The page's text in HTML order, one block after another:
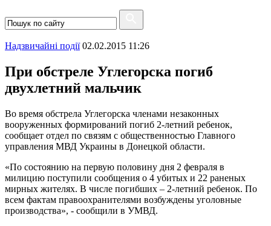
Надзвичайні події 02.02.2015 11:26
При обстреле Углегорска погиб
двухлетний мальчик
Во время обстрела Углегорска членами незаконных
вооруженных формирований погиб 2-летний ребенок,
сообщает отдел по связям с общественностью Главного
управления МВД Украины в Донецкой области.
«По состоянию на первую половину дня 2 февраля в
милицию поступили сообщения о 4 убитых и 22 раненых
мирных жителях. В числе погибших – 2-летний ребенок. По
всем фактам правоохранителями возбуждены уголовные
производства», - сообщили в УМВД.